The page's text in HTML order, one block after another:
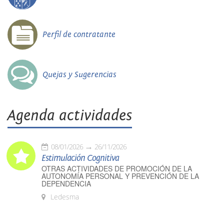
Perfil de contratante
Quejas y Sugerencias
Agenda actividades
08/01/2026 26/11/2026
Estimulación Cognitiva
OTRAS ACTIVIDADES DE PROMOCIÓN DE LA
AUTONOMÍA PERSONAL Y PREVENCIÓN DE LA
DEPENDENCIA
Ledesma